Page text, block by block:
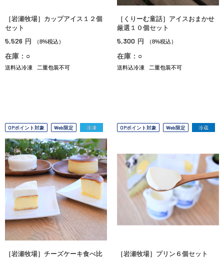
［岩瀬牧場］カップアイス１２個
セット
5,526 円 （8%税込）
在庫：○
送料込冷凍 二重包装不可
［くりーむ童話］アイスおまかせ
厳選１０個セット
5,300 円 （8%税込）
在庫：○
送料込冷凍 二重包装不可
OPポイント対象 Web限定 冷凍
［岩瀬牧場］チーズケーキ食べ比
OPポイント対象 Web限定 冷蔵
［岩瀬牧場］プリン６個セット